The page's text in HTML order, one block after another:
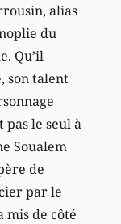
alias
du
Qu’il
son talent
pas le seul à
Soualem
de
par le
mis de côté